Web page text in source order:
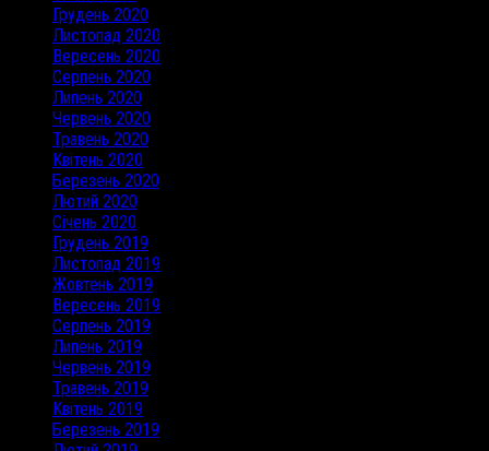
Грудень 2020
Листопад 2020
Вересень 2020
Серпень 2020
Липень 2020
Червень 2020
Травень 2020
Квітень 2020
Березень 2020
Лютий 2020
Січень 2020
Грудень 2019
Листопад 2019
Жовтень 2019
Вересень 2019
Серпень 2019
Липень 2019
Червень 2019
Травень 2019
Квітень 2019
Березень 2019